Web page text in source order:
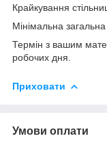
Крайкування
Мінімальна загальна
Термін з вашим
робочих дня.
Приховати
Умови оплати